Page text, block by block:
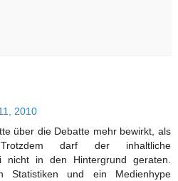
2010
über die Debatte mehr bewirkt, als
darf der inhaltliche
nicht in den Hintergrund geraten.
Statistiken und ein Medienhype